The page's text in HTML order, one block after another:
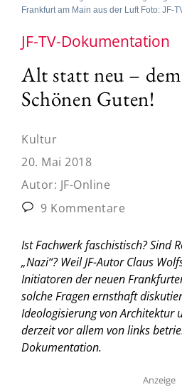
Frankfurt am Main aus der Luft Foto: JF-
JF-TV-Dokumentation
Alt statt neu –
Schönen Guten!
Kultur
20. Mai 2018
Autor: JF-Online
9 Kommentare
Ist Fachwerk faschistisch? Sind
„Nazi“? Weil JF-Autor Claus
Initiatoren der neuen
solche Fragen ernsthaft
Ideologisierung von Architektur
derzeit vor allem von links
Dokumentation.
Anzeige